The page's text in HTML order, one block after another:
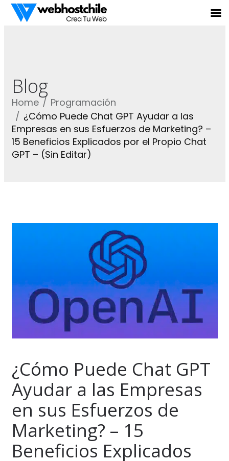
Blog
Home
Programación
¿Cómo Puede Chat GPT Ayudar a las
Empresas en sus Esfuerzos de Marketing? –
15 Beneficios Explicados por el Propio Chat
GPT – (Sin Editar)
¿Cómo Puede Chat GPT
Ayudar a las Empresas
en sus Esfuerzos de
Marketing? – 15
Beneficios Explicados